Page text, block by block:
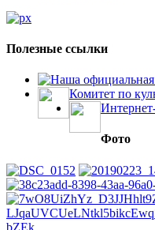
Полезные ссылки
Наша
Комитет по
Фото